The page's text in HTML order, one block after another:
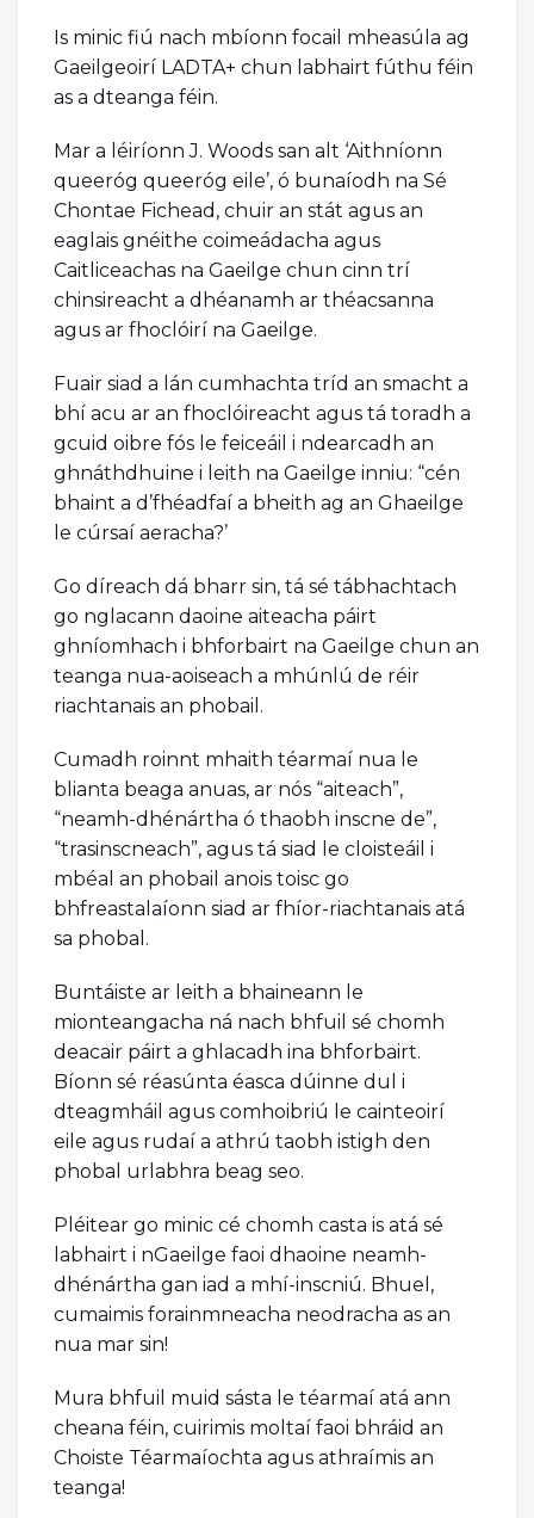
Is minic fiú nach mbíonn focail mheasúla ag
Gaeilgeoirí LADTA+ chun labhairt fúthu féin
as a dteanga féin.
Mar a léiríonn J. Woods san alt ‘Aithníonn
queeróg queeróg eile’, ó bunaíodh na Sé
Chontae Fichead, chuir an stát agus an
eaglais gnéithe coimeádacha agus
Caitliceachas na Gaeilge chun cinn trí
chinsireacht a dhéanamh ar théacsanna
agus ar fhoclóirí na Gaeilge.
Fuair siad a lán cumhachta tríd an smacht a
bhí acu ar an fhoclóireacht agus tá toradh a
gcuid oibre fós le feiceáil i ndearcadh an
ghnáthdhuine i leith na Gaeilge inniu: “cén
bhaint a d’fhéadfaí a bheith ag an Ghaeilge
le cúrsaí aeracha?’
Go díreach dá bharr sin, tá sé tábhachtach
go nglacann daoine aiteacha páirt
ghníomhach i bhforbairt na Gaeilge chun an
teanga nua-aoiseach a mhúnlú de réir
riachtanais an phobail.
Cumadh roinnt mhaith téarmaí nua le
blianta beaga anuas, ar nós “aiteach”,
“neamh-dhénártha ó thaobh inscne de”,
“trasinscneach”, agus tá siad le cloisteáil i
mbéal an phobail anois toisc go
bhfreastalaíonn siad ar fhíor-riachtanais atá
sa phobal.
Buntáiste ar leith a bhaineann le
mionteangacha ná nach bhfuil sé chomh
deacair páirt a ghlacadh ina bhforbairt.
Bíonn sé réasúnta éasca dúinne dul i
dteagmháil agus comhoibriú le cainteoirí
eile agus rudaí a athrú taobh istigh den
phobal urlabhra beag seo.
Pléitear go minic cé chomh casta is atá sé
labhairt i nGaeilge faoi dhaoine neamh-
dhénártha gan iad a mhí-inscniú. Bhuel,
cumaimis forainmneacha neodracha as an
nua mar sin!
Mura bhfuil muid sásta le téarmaí atá ann
cheana féin, cuirimis moltaí faoi bhráid an
Choiste Téarmaíochta agus athraímis an
teanga!